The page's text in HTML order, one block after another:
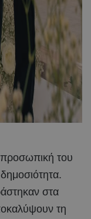
προσωπική του
στα
τη